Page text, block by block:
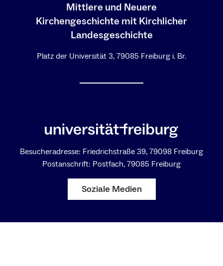
Mittlere und Neuere
Kirchengeschichte mit Kirchlicher
Landesgeschichte
Platz der Universität 3, 79085 Freiburg i. Br.
Besucheradresse: Friedrichstraße 39, 79098 Freiburg
Postanschrift: Postfach, 79085 Freiburg
Soziale Medien